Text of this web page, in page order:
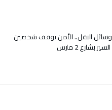
النقل.. الأمن يوقف شخصين
بشارع 2 مارس